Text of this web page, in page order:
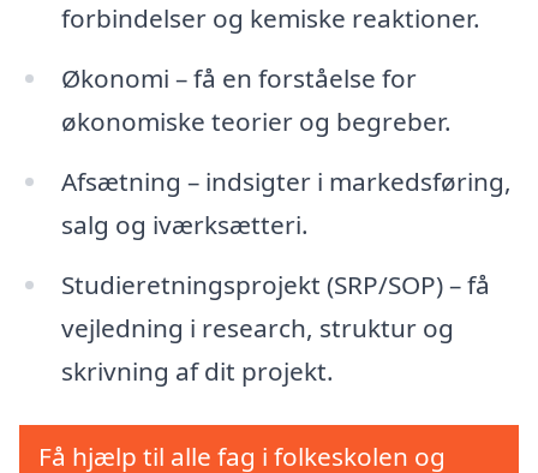
forbindelser og kemiske reaktioner.
Økonomi – få en forståelse for
økonomiske teorier og begreber.
Afsætning – indsigter i markedsføring,
salg og iværksætteri.
Studieretningsprojekt (SRP/SOP) – få
vejledning i research, struktur og
skrivning af dit projekt.
Få hjælp til alle fag i folkeskolen og